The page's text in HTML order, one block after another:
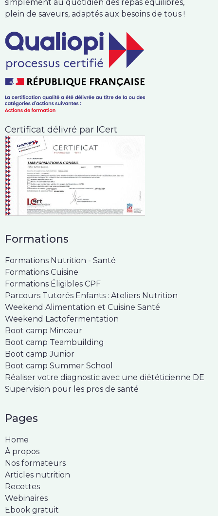
simplement au quotidien des repas équilibrés,
plein de saveurs, adaptés aux besoins de tous !
Certificat délivré par ICert
Formations
Formations Nutrition - Santé
Formations Cuisine
Formations Éligibles CPF
Parcours Tutorés Enfants : Ateliers Nutrition
Weekend Alimentation et Cuisine Santé
Weekend Lactofermentation
Boot camp Minceur
Boot camp Teambuilding
Boot camp Junior
Boot camp Summer School
Réaliser votre diagnostic avec une diététicienne DE
Supervision pour les pros de santé
Pages
Home
À propos
Nos formateurs
Articles nutrition
Recettes
Webinaires
Ebook gratuit